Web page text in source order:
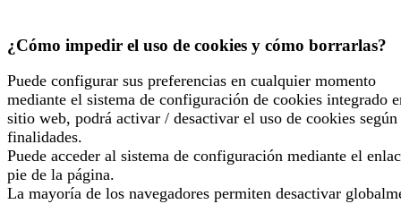
¿Cómo impedir el uso de cookies y cómo borrarlas?
Puede configurar sus preferencias en cualquier momento
mediante el sistema de configuración de cookies integrado
sitio web, podrá activar / desactivar el uso de cookies según
finalidades.
Puede acceder al sistema de configuración mediante el
pie de la página.
La mayoría de los navegadores permiten desactivar